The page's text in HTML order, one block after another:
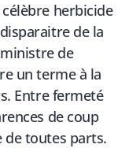
herbicide
de la
de
un terme à la
Entre fermeté
de coup
de toutes parts.